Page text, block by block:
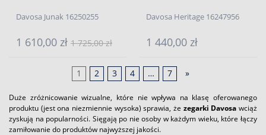
Davosa Junak 16250255
1 610,00 zł 1 725,00 zł
Davosa Heritage 16247956
1 440,00 zł
1 2 3 4 … 7 »
Duże zróżnicowanie wizualne, które nie wpływa na klasę oferowanego
produktu (jest ona niezmiennie wysoka) sprawia, że zegarki Davosa wciąż
zyskują na popularności. Sięgają po nie osoby w każdym wieku, które łączy
zamiłowanie do produktów najwyższej jakości.